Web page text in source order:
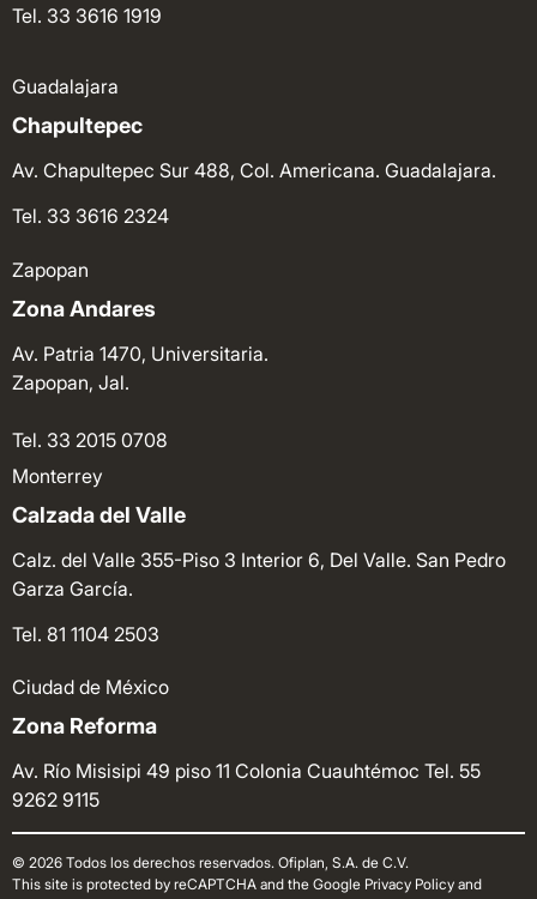
Tel. 33 3616 1919
Guadalajara
Chapultepec
Av. Chapultepec Sur 488, Col. Americana. Guadalajara.
Tel. 33 3616 2324
Zapopan
Zona Andares
Av. Patria 1470, Universitaria.
Zapopan, Jal.
Tel. 33 2015 0708
Monterrey
Calzada del Valle
Calz. del Valle 355-Piso 3 Interior 6, Del Valle. San Pedro
Garza García.
Tel. 81 1104 2503
Ciudad de México
Zona Reforma
Av. Río Misisipi 49 piso 11 Colonia Cuauhtémoc Tel. 55
9262 9115
© 2026 Todos los derechos reservados. Ofiplan, S.A. de C.V.
This site is protected by reCAPTCHA and the Google Privacy Policy and